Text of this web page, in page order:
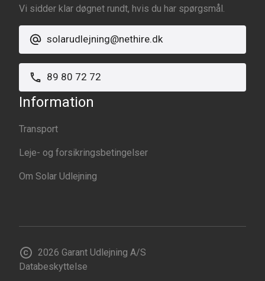
Vi sidder klar døgnet rundt, hvis du har spørgsmål.
solarudlejning@nethire.dk
89 80 72 72
Information
Transport
Leje- og forsikringsbetingelser
Om Solar Udlejning
2026 Garant Udlejning A/S
Databeskyttelse